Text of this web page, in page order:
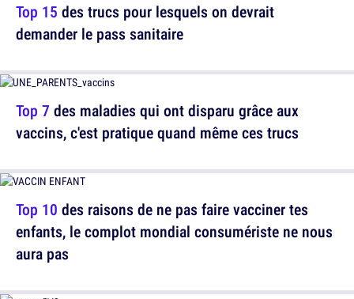
Top 15 des trucs pour lesquels on devrait
demander le pass sanitaire
Top 10 des raisons de ne pas faire vacciner tes
enfants, le complot mondial consumériste ne nous
aura pas
Top 7 des maladies qui ont disparu grâce aux
vaccins, c'est pratique quand même ces trucs